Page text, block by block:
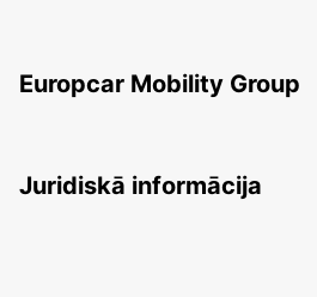
Europcar Mobility Group
Juridiskā informācija